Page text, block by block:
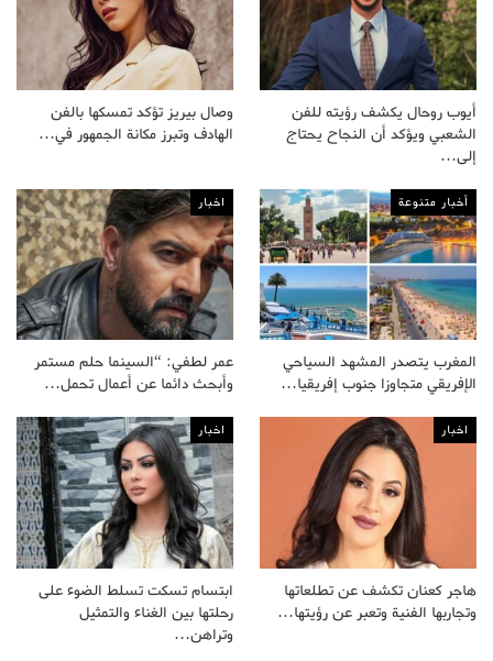
أيوب روحال يكشف رؤيته للفن
الشعبي ويؤكد أن النجاح يحتاج
إلى…
وصال بيريز تؤكد تمسكها بالفن
الهادف وتبرز مكانة الجمهور في…
أخبار متنوعة
المغرب يتصدر المشهد السياحي
الإفريقي متجاوزا جنوب إفريقيا…
اخبار
عمر لطفي: “السينما حلم مستمر
وأبحث دائما عن أعمال تحمل…
اخبار
هاجر كعنان تكشف عن تطلعاتها
وتجاربها الفنية وتعبر عن رؤيتها…
اخبار
ابتسام تسكت تسلط الضوء على
رحلتها بين الغناء والتمثيل
وتراهن…